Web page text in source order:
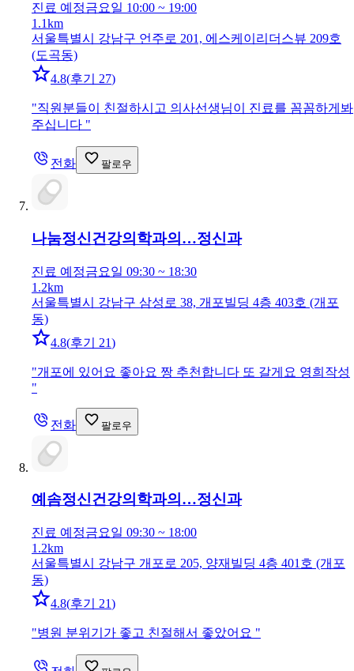
진료 예정금요일 10:00 ~ 19:00
1.1km
서울특별시 강남구 언주로 201, 에스케이리더스뷰 209호
(도곡동)
4.8(후기 27)
"직원분들이 친절하시고 의사선생님이 진료를 꼼꼼하게봐
주십니다 "
전화 팔로우
나눔정신건강의학과의…정신과
진료 예정금요일 09:30 ~ 18:30
1.2km
서울특별시 강남구 삼성로 38, 개포빌딩 4층 403호 (개포
동)
4.8(후기 21)
"개포에 있어요 좋아요 짱 추천합니다 또 갈게요 영희작성
"
전화 팔로우
예솜정신건강의학과의…정신과
진료 예정금요일 09:30 ~ 18:00
1.2km
서울특별시 강남구 개포로 205, 양재빌딩 4층 401호 (개포
동)
4.8(후기 21)
"병원 분위기가 좋고 친절해서 좋았어요 "